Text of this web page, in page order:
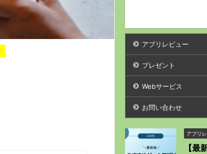
アプリレビュー
プレゼント
Webサービス
お問い合わせ
アプリ
【最